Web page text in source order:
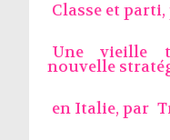
Classe et parti,
Une vieille
nouvelle
en Italie, par